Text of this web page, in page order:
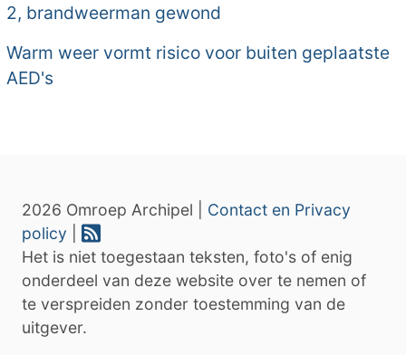
2, brandweerman gewond
Warm weer vormt risico voor buiten geplaatste
AED's
2026 Omroep Archipel | Contact en Privacy
policy
Het is niet toegestaan teksten, foto's of enig
onderdeel van deze website over te nemen of
te verspreiden zonder toestemming van de
uitgever.